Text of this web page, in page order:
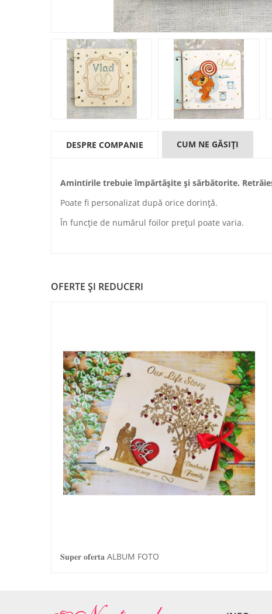
DESPRE COMPANIE CUM NE GĂSIŢI
Amintirile trebuie împărtășite și sărbătorite.
Poate fi personalizat după orice dorinţă.
În funcţie de numărul foilor preţul poate varia.
OFERTE ŞI REDUCERI
𝐒𝐮𝐩𝐞𝐫 𝐨𝐟𝐞𝐫𝐭𝐚 ALBUM FOTO